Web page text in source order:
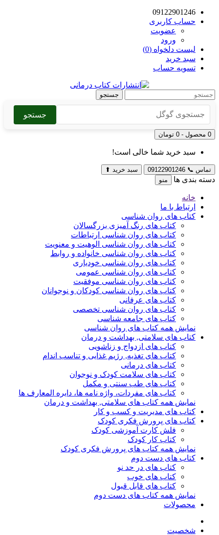
09122901246
حساب کاربری
عضویت
ورود
لیست دلخواه (0)
سبد خرید
تسویه حساب
جستجو
جستجو
0 محصول - 0 تومان
سبد خرید شما خالی است!
تماس 📞
09122901246 سبد خرید ⬆
دسته بندی ها منو
خانه
ارتباط با ما
کتاب های روان شناسی
کتاب های رنگ آمیزی بزرگسالان
کتاب های روان شناسی ارتباطات
کتاب های روان شناسی الوهیت و معنویت
کتاب های روان شناسی خانواده و روابط
کتاب های روان شناسی خودیاری
کتاب های روان شناسی عمومی
کتاب های روان شناسی موفقیت
کتاب های روان شناسی کودکان و نوجوانان
کتاب های عرفانی
کتاب های روان شناسی تخصصی
کتاب های جامعه شناسی
نمایش همه کتاب های روان شناسی
کتاب های سلامتی, بهداشت و درمان
کتاب های ازدواج و زناشویی
کتاب های تغذیه, رژیم غذایی و تناسب اندام
کتاب های درمانی
کتاب های سلامت کودک و نوجوان
کتاب های طب سنتی و مکمل
کتاب های مفردات، واژه نامه ها، دایره المعارف ها
نمایش همه کتاب های سلامتی, بهداشت و درمان
کتاب های مدیریت و کسب و کار
کتاب های پرورش فکری کودک
فلش کارت آموزشی کودک
کتاب کار کودک
نمایش همه کتاب های پرورش فکری کودک
کتاب های دست دوم
کتاب های در حد نو
کتاب های خوب
کتاب های قابل قبول
نمایش همه کتاب های دست دوم
محصولات
شخصیت